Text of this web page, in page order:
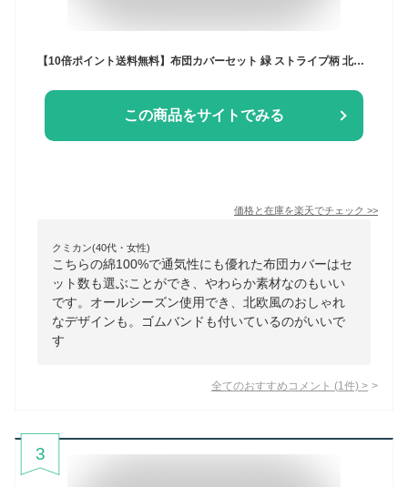
【10倍ポイント送料無料】布団カバーセット 緑 ストライプ柄 北欧 レトロ 掛ふとんカバー3点セット 4点セット シングル ダブル クイーン ボックスシーツ/フラットシーツ 綿100％ 通気性 柔らか 掛け布団カバー 枕カバー 寝具カバーセット ゴムバンド 四季通用 お洒落 新生活
この商品をサイトでみる
価格と在庫を楽天でチェック >>
クミカン(40代・女性)
こちらの綿100%で通気性にも優れた布団カバーはセ
ット数も選ぶことができ、やわらか素材なのもいい
です。オールシーズン使用でき、北欧風のおしゃれ
なデザインも。ゴムバンドも付いているのがいいで
す
全てのおすすめコメント (1 件) >
3